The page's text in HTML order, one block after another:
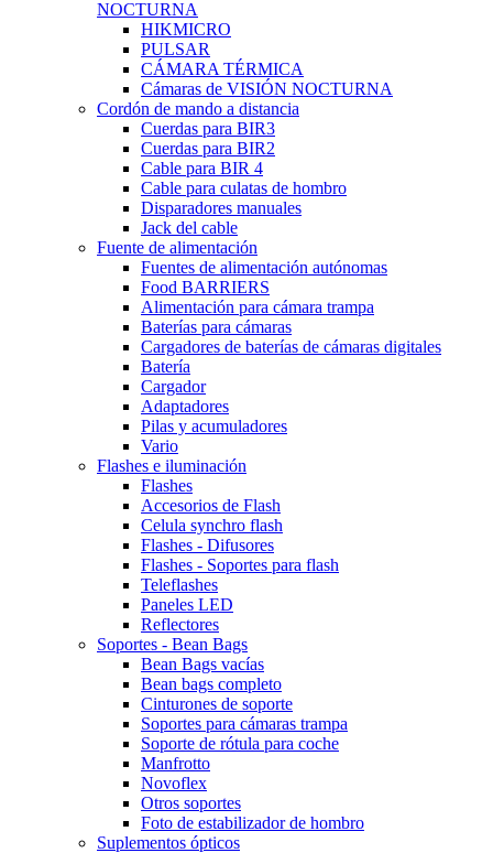
NOCTURNA
HIKMICRO
PULSAR
CÁMARA TÉRMICA
Cámaras de VISIÓN NOCTURNA
Cordón de mando a distancia
Cuerdas para BIR3
Cuerdas para BIR2
Cable para BIR 4
Cable para culatas de hombro
Disparadores manuales
Jack del cable
Fuente de alimentación
Fuentes de alimentación autónomas
Food BARRIERS
Alimentación para cámara trampa
Baterías para cámaras
Cargadores de baterías de cámaras digitales
Batería
Cargador
Adaptadores
Pilas y acumuladores
Vario
Flashes e iluminación
Flashes
Accesorios de Flash
Celula synchro flash
Flashes - Difusores
Flashes - Soportes para flash
Teleflashes
Paneles LED
Reflectores
Soportes - Bean Bags
Bean Bags vacías
Bean bags completo
Cinturones de soporte
Soportes para cámaras trampa
Soporte de rótula para coche
Manfrotto
Novoflex
Otros soportes
Foto de estabilizador de hombro
Suplementos ópticos